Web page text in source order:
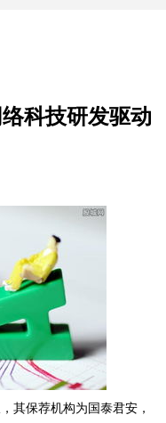
科技研发驱动
其保荐机构为国泰君安，